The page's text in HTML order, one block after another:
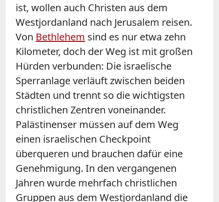
ist, wollen auch Christen aus dem
Westjordanland nach Jerusalem reisen.
Von Bethlehem sind es nur etwa zehn
Kilometer, doch der Weg ist mit großen
Hürden verbunden: Die israelische
Sperranlage verläuft zwischen beiden
Städten und trennt so die wichtigsten
christlichen Zentren voneinander.
Palästinenser müssen auf dem Weg
einen israelischen Checkpoint
überqueren und brauchen dafür eine
Genehmigung. In den vergangenen
Jahren wurde mehrfach christlichen
Gruppen aus dem Westjordanland die